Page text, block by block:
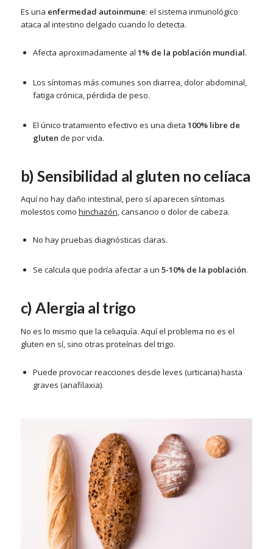
Es una enfermedad autoinmune: el sistema inmunológico
ataca al intestino delgado cuando lo detecta.
Afecta aproximadamente al 1% de la población mundial.
Los síntomas más comunes son diarrea, dolor abdominal,
fatiga crónica, pérdida de peso.
El único tratamiento efectivo es una dieta 100% libre de
gluten de por vida.
b) Sensibilidad al gluten no celíaca
Aquí no hay daño intestinal, pero sí aparecen síntomas
molestos como hinchazón, cansancio o dolor de cabeza.
No hay pruebas diagnósticas claras.
Se calcula que podría afectar a un 5-10% de la población.
c) Alergia al trigo
No es lo mismo que la celiaquía. Aquí el problema no es el
gluten en sí, sino otras proteínas del trigo.
Puede provocar reacciones desde leves (urticaria) hasta
graves (anafilaxia).